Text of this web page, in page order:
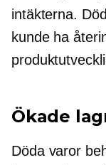
intäkterna.
kunde ha
Ökade
Döda varor